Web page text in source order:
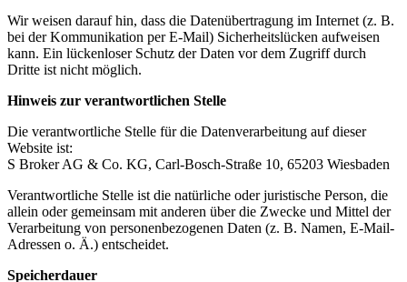
Wir weisen darauf hin, dass die Datenübertragung im Internet (z. B.
bei der Kommunikation per E-Mail) Sicherheitslücken aufweisen
kann. Ein lückenloser Schutz der Daten vor dem Zugriff durch
Dritte ist nicht möglich.
Hinweis zur verantwortlichen Stelle
Die verantwortliche Stelle für die Datenverarbeitung auf dieser
Website ist:
S Broker AG & Co. KG, Carl-Bosch-Straße 10, 65203 Wiesbaden
Verantwortliche Stelle ist die natürliche oder juristische Person, die
allein oder gemeinsam mit anderen über die Zwecke und Mittel der
Verarbeitung von personenbezogenen Daten (z. B. Namen, E-Mail-
Adressen o. Ä.) entscheidet.
Speicherdauer